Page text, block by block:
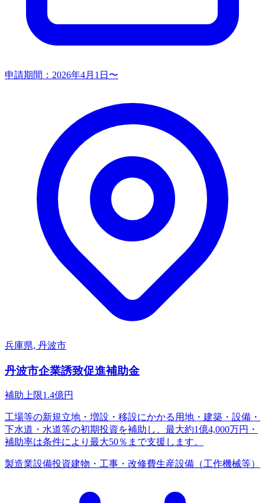
申請期間： 2026年4月1日〜
兵庫県, 丹波市
丹波市企業誘致促進補助金
補助上限1.4億円
工場等の新規立地・増設・移設にかかる用地・建築・設備・
下水道・水道等の初期投資を補助し、最大約1億4,000万円・
補助率は条件により最大50％まで支援します。
製造業設備投資建物・工事・改修費生産設備（工作機械等）